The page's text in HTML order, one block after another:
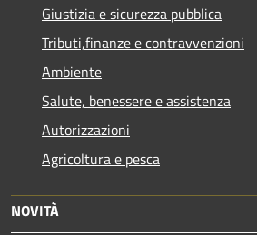
Giustizia e sicurezza pubblica
Tributi,finanze e contravvenzioni
Ambiente
Salute, benessere e assistenza
Autorizzazioni
Agricoltura e pesca
NOVITÀ